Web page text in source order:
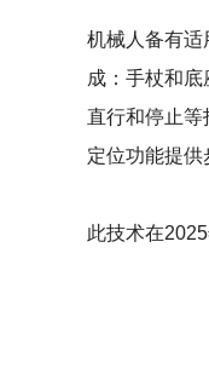
机械人备有适
成：手杖和
直行和停止等
定位功能提供
此技术在